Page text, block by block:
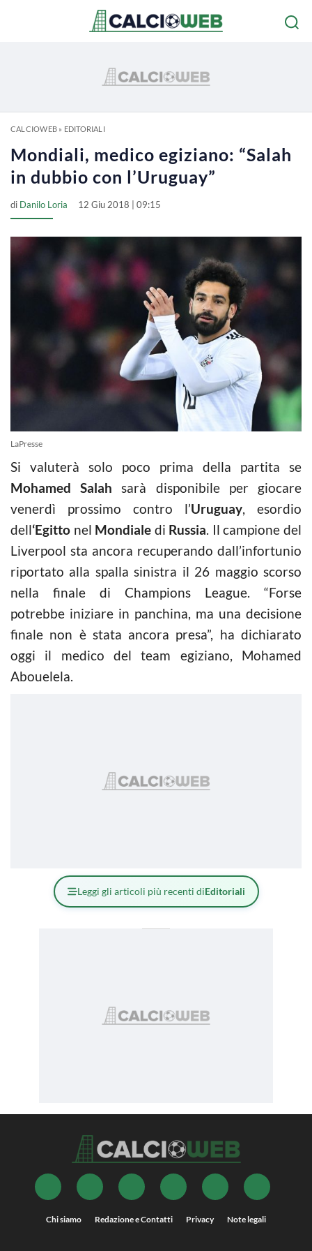
CALCIOWEB» EDITORIALI
Mondiali, medico egiziano: “Salah
in dubbio con l’Uruguay”
di Danilo Loria 12 Giu 2018 | 09:15
LaPresse
Si valuterà solo poco prima della partita se
Mohamed Salah sarà disponibile per giocare
venerdì prossimo contro l’Uruguay, esordio
dell‘Egitto nel Mondiale di Russia. Il campione del
Liverpool sta ancora recuperando dall’infortunio
riportato alla spalla sinistra il 26 maggio scorso
nella finale di Champions League. “Forse
potrebbe iniziare in panchina, ma una decisione
finale non è stata ancora presa”, ha dichiarato
oggi il medico del team egiziano, Mohamed
Abouelela.
Leggi gli articoli più recenti diEditoriali
Chi siamo Redazione e Contatti Privacy Note legali